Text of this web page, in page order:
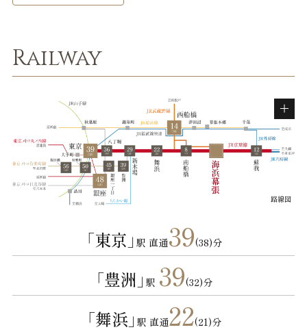
Railway
路線図
「東京」 駅 直通39(38)分
「豊洲」 駅 39(32)分
「舞浜」 駅 直通22(21)分